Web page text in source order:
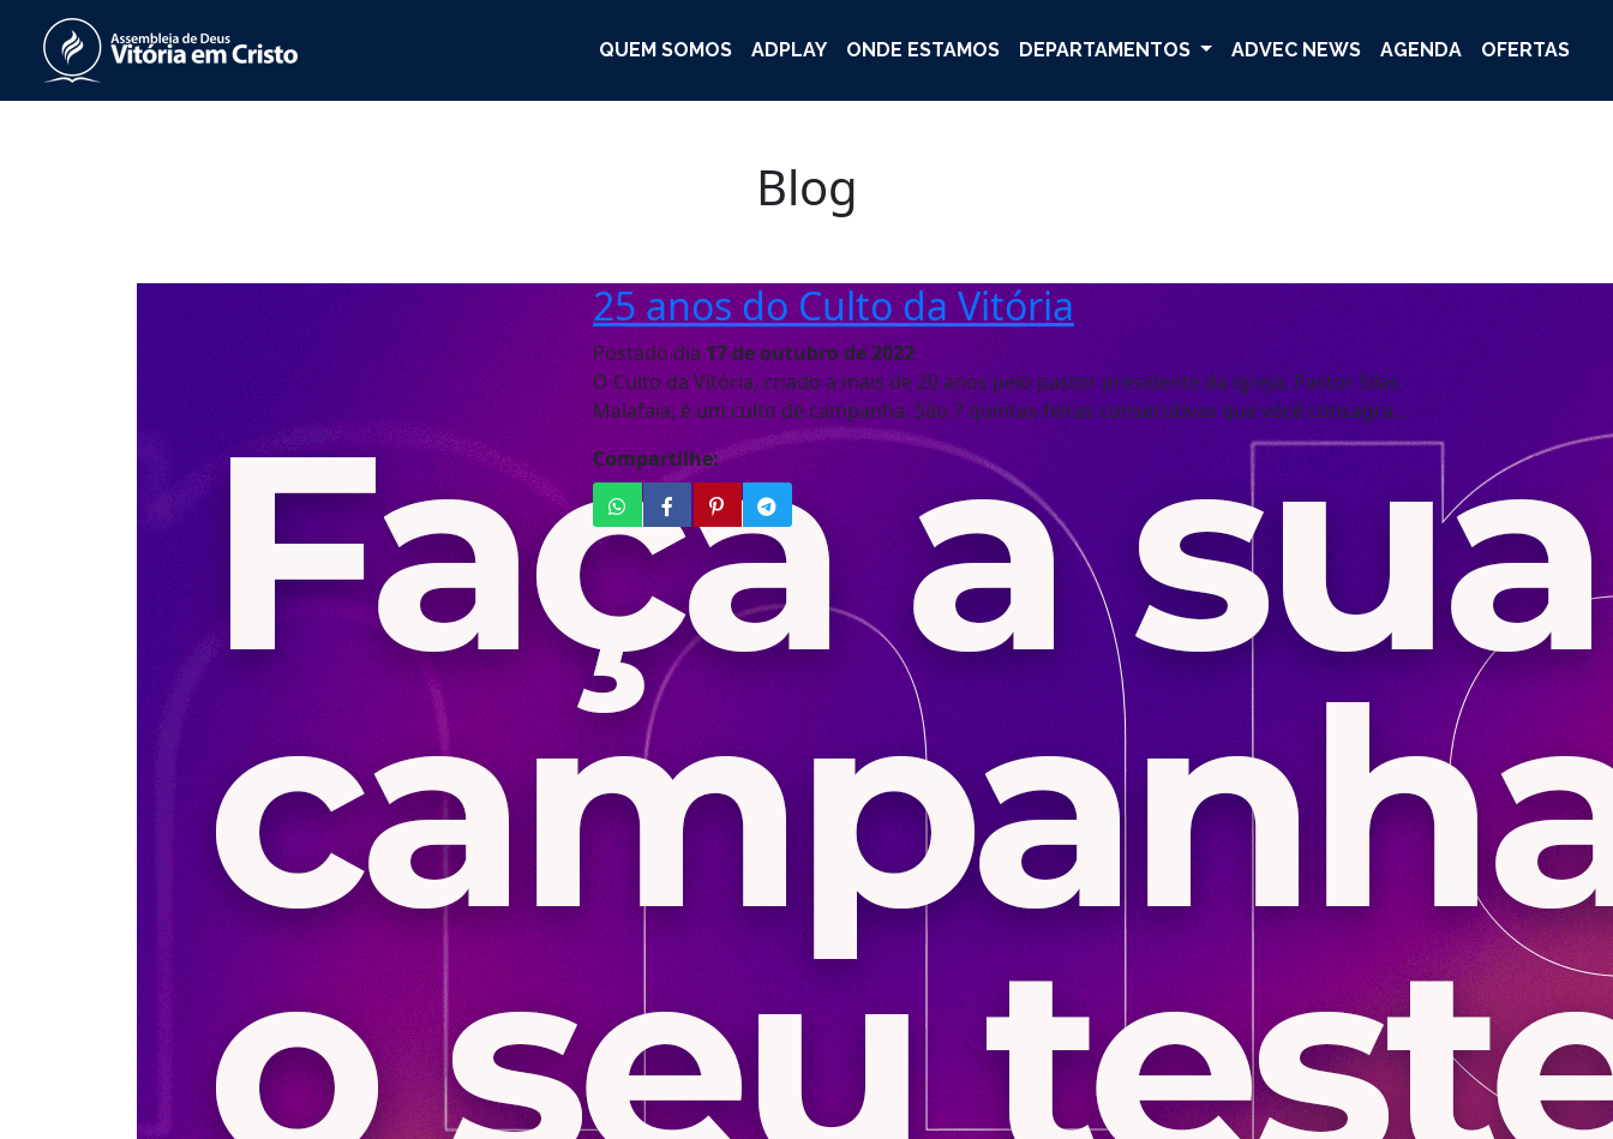
QUEM SOMOS ADPLAY ONDE ESTAMOS DEPARTAMENTOS ADVEC NEWS AGENDA OFERTAS
Blog
25 anos do Culto da Vitória
Postado dia17 de outubro de 2022
O Culto da Vitória, criado a mais de 20 anos pelo pastor presidente da igreja, Pastor Silas
Malafaia, é um culto de campanha. São 7 quintas-feiras consecutivas que você consagra...
Compartilhe: